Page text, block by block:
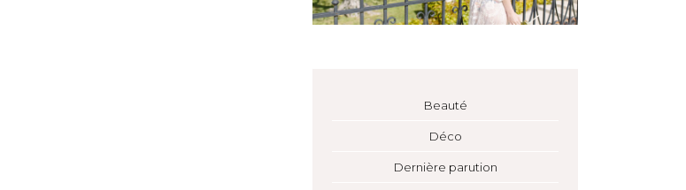
Beauté
Déco
Dernière parution